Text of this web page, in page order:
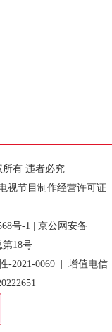
所有 违者必究
视节目制作经营许可证
号-1 | 京公网安备
第18号
-2021-0069 | 增值电信